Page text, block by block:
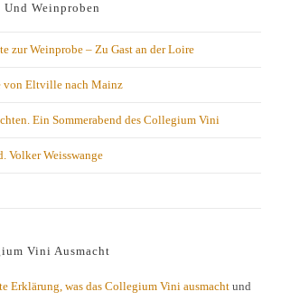
Weinproben
zur Weinprobe – Zu Gast an der Loire
von Eltville nach Mainz
Ein Sommerabend des Collegium Vini
Volker Weisswange
Vini Ausmacht
Erklärung, was das Collegium Vini ausmacht und